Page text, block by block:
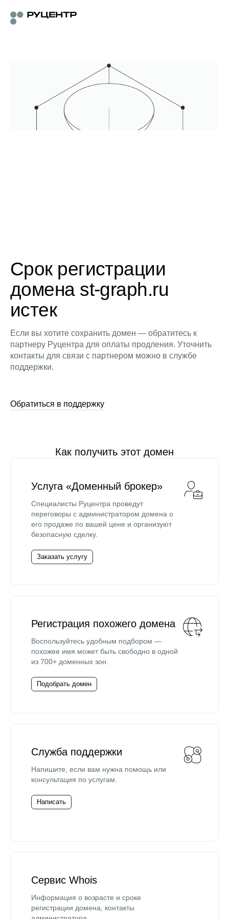
Срок регистрации
домена st-graph.ru
истек
Если вы хотите сохранить домен — обратитесь к
партнеру Руцентра для оплаты продления. Уточнить
контакты для связи с партнером можно в службе
поддержки.
Обратиться в поддержку
Как получить этот домен
Услуга «Доменный брокер»
Специалисты Руцентра проведут
переговоры с администратором домена о
его продаже по вашей цене и организуют
безопасную сделку.
Заказать услугу
Регистрация похожего домена
Воспользуйтесь удобным подбором —
похожее имя может быть свободно в одной
из 700+ доменных зон.
Подобрать домен
Служба поддержки
Напишите, если вам нужна помощь или
консультация по услугам.
Написать
Сервис Whois
Информация о возрасте и сроке
регистрации домена, контакты